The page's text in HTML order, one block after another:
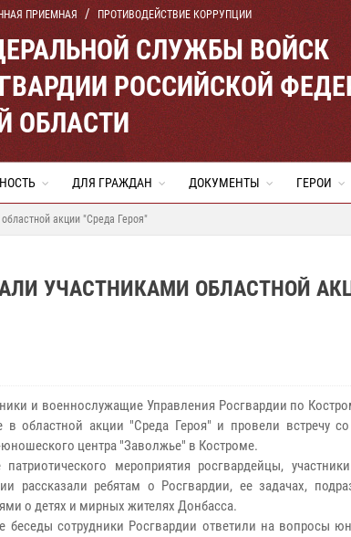
ПРИЕМНАЯ ПРОТИВОДЕЙСТВИЕ КОРРУПЦИИ
СЛУЖБЫ ВОЙСК
РОССИЙСКОЙ
ОБЛАСТИ
ДЛЯ ГРАЖДАН ДОКУМЕНТЫ ГЕРОИ
акции "Среда Героя"
УЧАСТНИКАМИ ОБЛАСТНОЙ
и военнослужащие Управления Росгвардии по
в областной акции "Среда Героя" и провели встречу
юношеского центра "Заволжье" в Костроме.
мероприятия росгвардейцы,
рассказали ребятам о Росгвардии, ее задачах,
о детях и мирных жителях Донбасса.
беседы сотрудники Росгвардии ответили на вопросы